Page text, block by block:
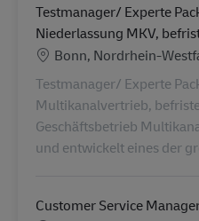
Testmanager/ Experte
Niederlassung MKV,
Locatie
Bonn, Nordrhein-
Testmanager/ Experte
Multikanalvertrieb,
Geschäftsbetrieb
und entwickelt eines der
Customer Service